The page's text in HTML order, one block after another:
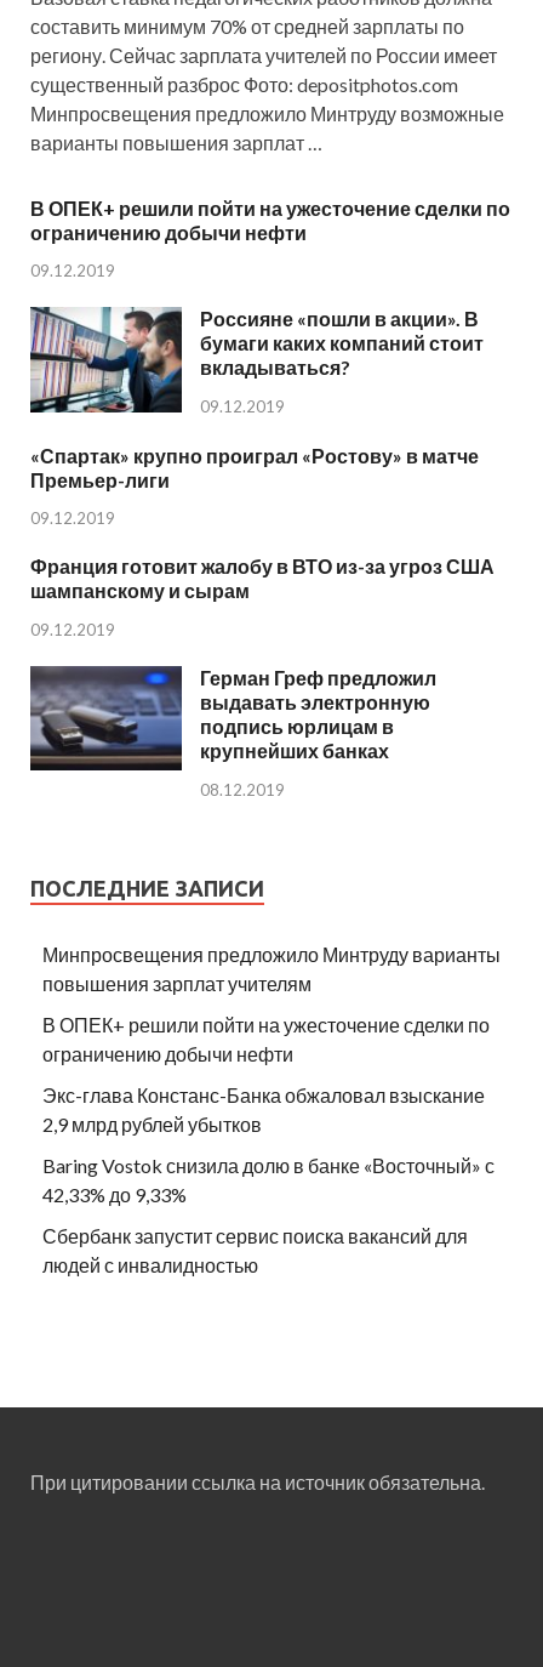
составить минимум 70% от средней зарплаты по
региону. Сейчас зарплата учителей по России имеет
существенный разброс Фото: depositphotos.com
Минпросвещения предложило Минтруду возможные
варианты повышения зарплат …
В ОПЕК+ решили пойти на ужесточение сделки по
ограничению добычи нефти
09.12.2019
Россияне «пошли в акции». В
бумаги каких компаний стоит
вкладываться?
09.12.2019
«Спартак» крупно проиграл «Ростову» в матче
Премьер-лиги
09.12.2019
Франция готовит жалобу в ВТО из-за угроз США
шампанскому и сырам
09.12.2019
Герман Греф предложил
выдавать электронную
подпись юрлицам в
крупнейших банках
08.12.2019
ПОСЛЕДНИЕ ЗАПИСИ
Минпросвещения предложило Минтруду варианты
повышения зарплат учителям
В ОПЕК+ решили пойти на ужесточение сделки по
ограничению добычи нефти
Экс-глава Констанс-Банка обжаловал взыскание
2,9 млрд рублей убытков
Baring Vostok снизила долю в банке «Восточный» с
42,33% до 9,33%
Сбербанк запустит сервис поиска вакансий для
людей с инвалидностью
При цитировании ссылка на источник обязательна.